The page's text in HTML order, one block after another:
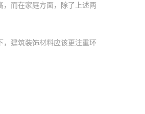
而在家庭方面，除了上述两
建筑装饰材料应该更注重环